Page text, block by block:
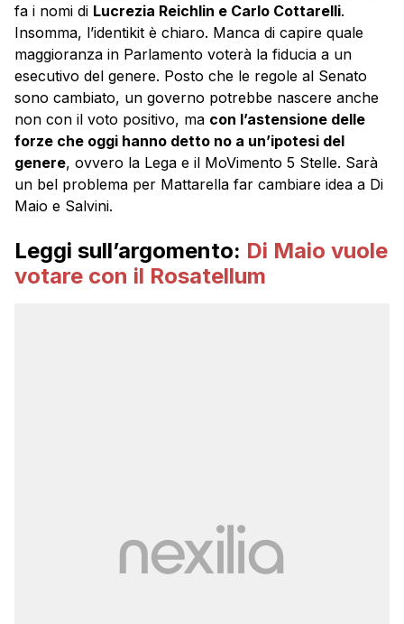
fa i nomi di Lucrezia Reichlin e Carlo Cottarelli.
Insomma, l’identikit è chiaro. Manca di capire quale
maggioranza in Parlamento voterà la fiducia a un
esecutivo del genere. Posto che le regole al Senato
sono cambiato, un governo potrebbe nascere anche
non con il voto positivo, ma con l’astensione delle
forze che oggi hanno detto no a un’ipotesi del
genere, ovvero la Lega e il MoVimento 5 Stelle. Sarà
un bel problema per Mattarella far cambiare idea a Di
Maio e Salvini.
Leggi sull’argomento: Di Maio vuole
votare con il Rosatellum